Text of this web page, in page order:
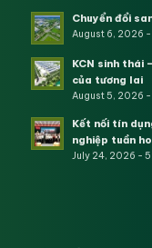
Chuyển đổi
August 6, 2026 -
KCN sinh thái
của tương lai
August 5, 2026 -
Kết nối tín
nghiệp tuần
July 24, 2026 -